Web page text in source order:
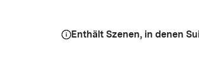
Enthält Szenen, in denen